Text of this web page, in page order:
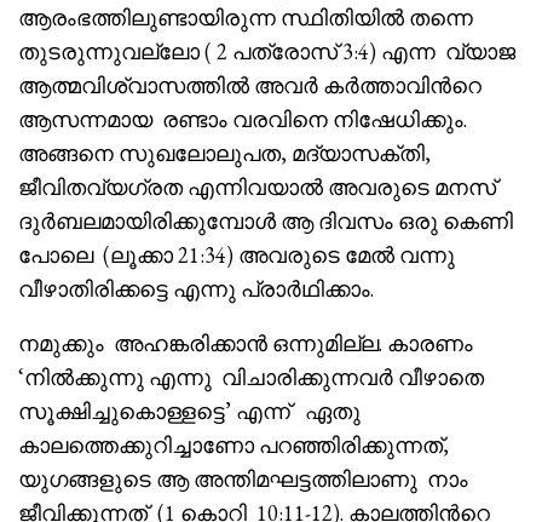
ആരംഭത്തിലുണ്ടായിരുന്ന സ്ഥിതിയിൽ തന്നെ
തുടരുന്നുവല്ലോ ( 2 പത്രോസ് 3:4) എന്ന വ്യാജ
ആത്മവിശ്വാസത്തിൽ അവർ കർത്താവിൻറെ
ആസന്നമായ രണ്ടാം വരവിനെ നിഷേധിക്കും.
അങ്ങനെ സുഖലോലുപത, മദ്യാസക്തി,
ജീവിതവ്യഗ്രത എന്നിവയാൽ അവരുടെ മനസ്
ദുർബലമായിരിക്കുമ്പോൾ ആ ദിവസം ഒരു കെണി
പോലെ (ലൂക്കാ 21:34) അവരുടെ മേൽ വന്നു
വീഴാതിരിക്കട്ടെ എന്നു പ്രാർഥിക്കാം.
നമുക്കും അഹങ്കരിക്കാൻ ഒന്നുമില്ല. കാരണം
‘നിൽക്കുന്നു എന്നു വിചാരിക്കുന്നവർ വീഴാതെ
സൂക്ഷിച്ചുകൊള്ളട്ടെ’ എന്ന് ഏതു
കാലത്തെക്കുറിച്ചാണോ പറഞ്ഞിരിക്കുന്നത്,
യുഗങ്ങളുടെ ആ അന്തിമഘട്ടത്തിലാണു നാം
ജീവിക്കുന്നത് (1 കൊറി 10:11-12). കാലത്തിൻറെ